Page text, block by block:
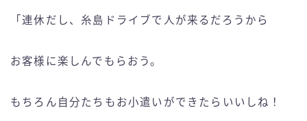
「連休だし、糸島ドライブで人が来るだろうから
お客様に楽しんでもらおう。
もちろん自分たちもお小遣いができたらいいしね！